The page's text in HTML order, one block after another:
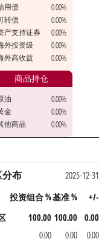
用债
0.00%
转债
0.00%
产支持证券
0.00%
外投资级
0.00%
外高收益
0.00%
商品持仓
油
0.00%
金
0.00%
他商品
0.00%
分布
2025-12-31
投资组合 %基准 %
+/-
100.00 100.00
0.00
0.00 0.00 0.00